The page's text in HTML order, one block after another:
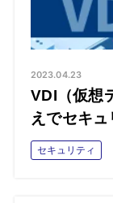
2023.04.23
VDI（仮想
えでセキ
セキュリティ